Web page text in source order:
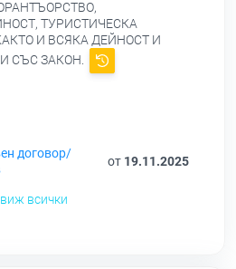
ТУРИСТИЧЕСКА
И ВСЯКА ДЕЙНОСТ И
СЪС ЗАКОН.
договор/
от 19.11.2025
виж всички